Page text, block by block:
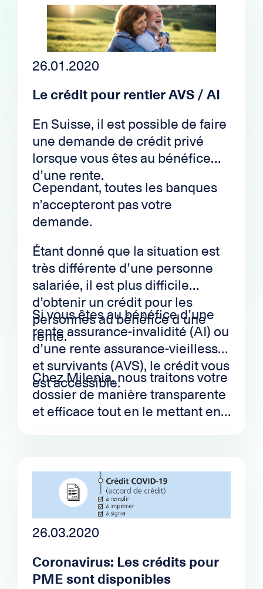
plus d’une poursuite. Toutefois, il
existe pleins de solutions pour
palier à cela. Explications dans
notre article.
26.01.2020
Le crédit pour rentier AVS / AI
En Suisse, il est possible de faire
une demande de crédit privé
lorsque vous êtes au bénéfice
d’une rente.
Cependant, toutes les banques
n’accepteront pas votre
demande.
Étant donné que la situation est
très différente d’une personne
salariée, il est plus difficile
d’obtenir un crédit pour les
personnes au bénéfice d’une
rente.
Si vous êtes au bénéfice d’une
rente assurance-invalidité (AI) ou
d’une rente assurance-vieillesse
et survivants (AVS), le crédit vous
est accessible.
Chez Milenia, nous traitons votre
dossier de manière transparente
et efficace tout en le mettant en
26.03.2020
Coronavirus: Les crédits pour
PME sont disponibles